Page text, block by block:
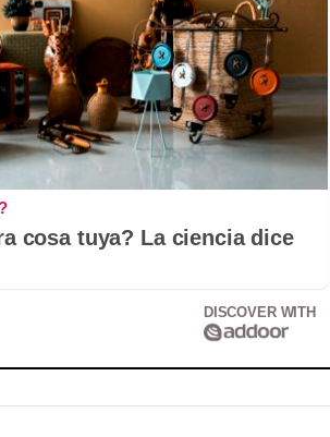
cosa tuya? La ciencia dice
DISCOVER WITH